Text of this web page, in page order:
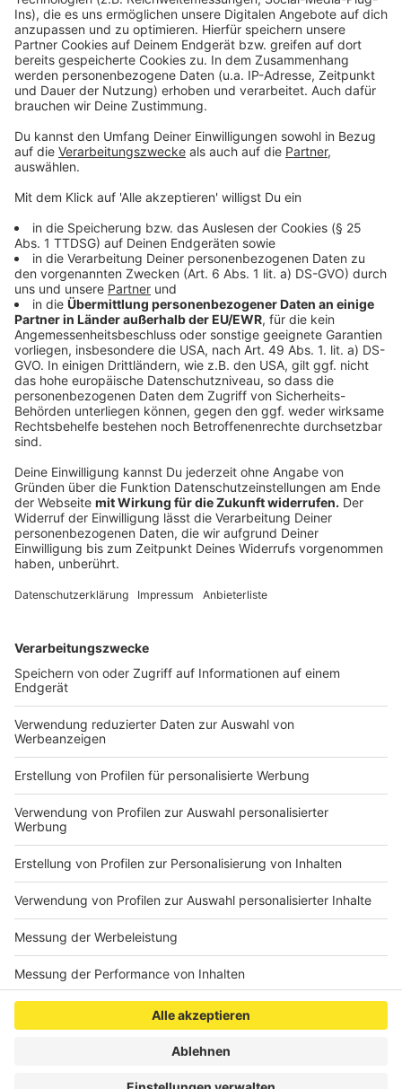
nicht Grenzen errichten. Wir wollen ein starkes,
modernes Kenia aufbauen. Wir wollen bei uns
Zusammenarbeit, Heilung, Vergebung und
Hoffnung fördern, damit sich alle für das
Gemeinwohl einsetzen. Deshalb wäre die Erfahrung
des Jugendaustausches mit Deutschland für
unsere jungen Menschen aus den Slums in Nairobi
so wichtig. Wir wollten in Deutschland voneinander
Munyiva fort.
„Wir sind junge Afrikanerinnen und Afrikaner und
leiden unter den kolonialen Schrecken der
Vergangenheit. In einer Zeit, in der die Begegnung
mit anderen Kulturen beispielsweise in
Deutschland diese Wunde heilen könnte, hat die
Ablehnung der Visa diese Wunde aber bei mir
verschlimmert und sie ist neu aufgebrochen“,
berichtet die 22-Jährige weiter. Sie kann nicht
verstehen, dass junge Menschen aus Deutschland
in diesem Jahr problemlos YOUNIB in Nairobi
Verweigerung der Visa tut mir im Herzen richtig
weh. Vielleicht aber ändern die deutschen
Behörden doch noch ihre Vorgehensweise“, hofft
Gloria Munyiva.
In der Vergangenheit habe Bündnis 90/Die Grünen
diese Visa-Praxis noch kritisiert, nach dem
bemängelt missio.
Praxis der deutschen Botschaften betroffen ist.)
Veröffentlicht: Montag, 19.09.2022 11:11
Anzeige
Anzeige